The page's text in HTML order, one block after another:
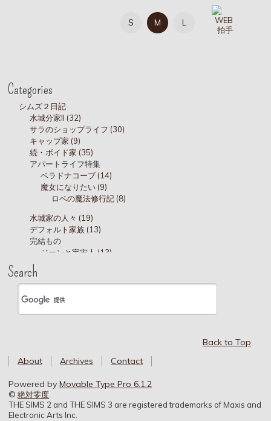
S M L
Categories
シムズ２日記
水城分家II (32)
サラのショップライフ (30)
キャップ家 (9)
続・ボイド家 (35)
アパートライフ特集
ベラドナコーブ (14)
魔女になりたい (9)
ロベの魔法修行記 (8)
水城家の人々 (19)
デフォルト家族 (13)
完結もの
ジーンと宇宙人 (13)
三世代目中心
十代 (18)
バーキン家 (61)
ひっそりサロン (8)
Search
Back to Top
About
Archives Contact
Powered byMovable Type Pro 6.1.2
©絶対零度.
THE SIMS 2 and THE SIMS 3 are registered trademarks of Maxis and
Electronic Arts Inc.